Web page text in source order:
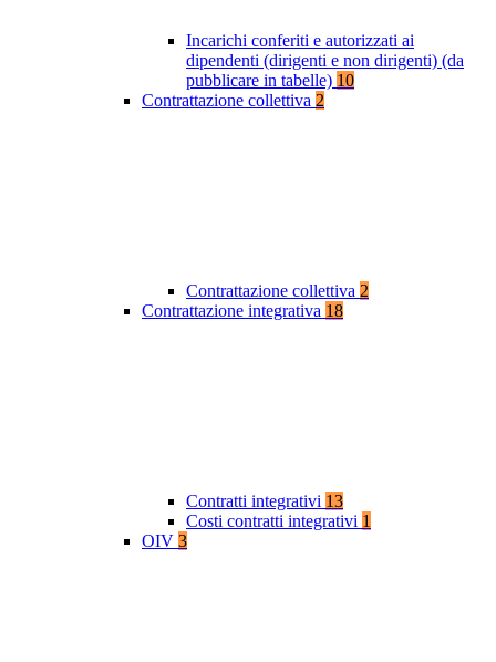
Incarichi conferiti e autorizzati ai
dipendenti (dirigenti e non dirigenti) (da
pubblicare in tabelle) 10
Contrattazione collettiva 2
Contrattazione collettiva 2
Contrattazione integrativa 18
Contratti integrativi 13
Costi contratti integrativi 1
OIV 3